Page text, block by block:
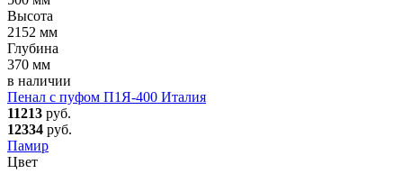
Высота
2152 мм
Глубина
370 мм
в наличии
Пенал с пуфом П1Я-400 Италия
11213 руб.
12334 руб.
Памир
Цвет